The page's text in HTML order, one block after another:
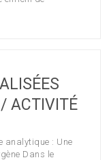
/ ACTIVITÉ
analytique : Une
Dans le